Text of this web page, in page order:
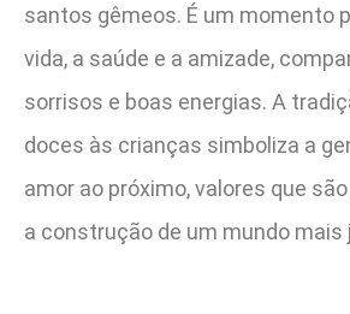
santos gêmeos. É um momento
vida, a saúde e a amizade,
sorrisos e boas energias. A
doces às crianças simboliza a
amor ao próximo, valores que
a construção de um mundo